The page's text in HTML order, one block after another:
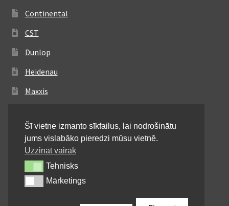
Continental
CST
Dunlop
Heidenau
Maxxis
Michelin
Mitas
Pirelli
Shinko
Šī vietne izmanto sīkfailus, lai nodrošinātu
jums vislabāko pieredzi mūsu vietnē.
Uzzināt vairāk
TehnisksTehnisks
MārketingsMārketings